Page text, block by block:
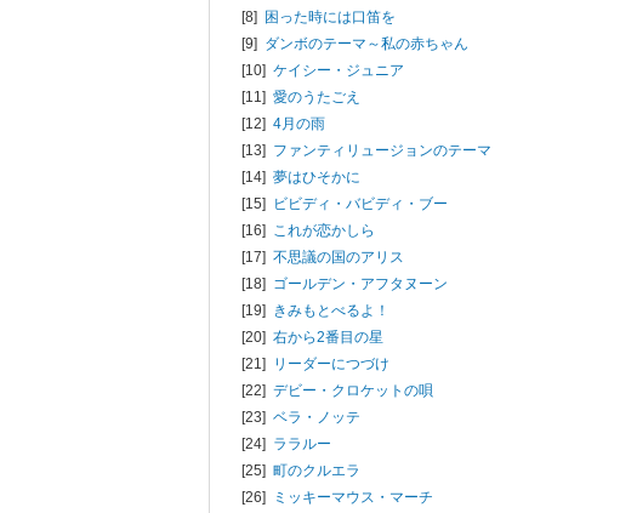
[8] 困った時には口笛を
[9] ダンボのテーマ～私の赤ちゃん
[10] ケイシー・ジュニア
[11] 愛のうたごえ
[12] 4月の雨
[13] ファンティリュージョンのテーマ
[14] 夢はひそかに
[15] ビビディ・バビディ・ブー
[16] これが恋かしら
[17] 不思議の国のアリス
[18] ゴールデン・アフタヌーン
[19] きみもとべるよ！
[20] 右から2番目の星
[21] リーダーにつづけ
[22] デビー・クロケットの唄
[23] ベラ・ノッテ
[24] ララルー
[25] 町のクルエラ
[26]
ミッキーマウス・マーチ